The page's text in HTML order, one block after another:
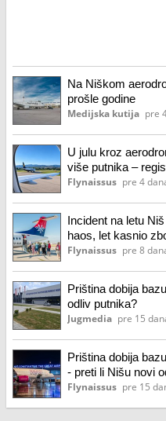
Na Niškom
prošle godine
Medijska kutija pre
U julu kroz
više putnika –
Flynaissus pre 4
Incident na letu
haos, let kasnio
Flynaissus pre 8
Priština dobija
odliv putnika?
Jugmedia pre 15
Priština dobija
- preti li Nišu novi
Flynaissus pre 15